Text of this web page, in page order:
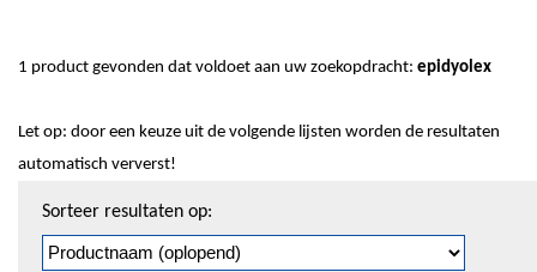
1 product gevonden dat voldoet aan uw zoekopdracht: epidyolex
Let op: door een keuze uit de volgende lijsten worden de resultaten
automatisch ververst!
pagineren
Sorteer resultaten op: